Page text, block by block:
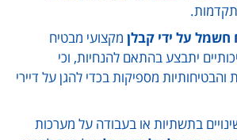
חשמל על ידי קבלןמקצועי מבטיח
יתבצע בהתאם להנחיות, וכי
והבטיחותיות מספיקות בכדי להגן על דיירי
בתשתיות או בעבודה על מערכות